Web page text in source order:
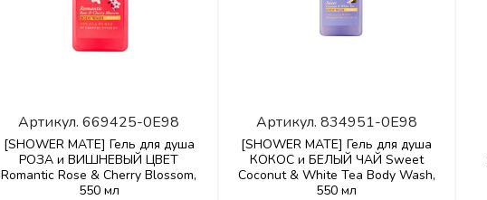
Артикул.669425-0E98
[SHOWER MATE] Гель для душа
РОЗА и ВИШНЕВЫЙ ЦВЕТ
Romantic Rose & Cherry Blossom,
550 мл
Артикул. 834951-0E98
[SHOWER MATE] Гель для душа
КОКОС и БЕЛЫЙ ЧАЙ Sweet
Coconut & White Tea Body Wash,
550 мл